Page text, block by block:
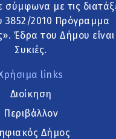
με τις
3852/2010 Πρόγραμμα
Έδρα του Δήμου είναι
Συκιές.
links
Διοίκηση
Περιβάλλον
Δήμος